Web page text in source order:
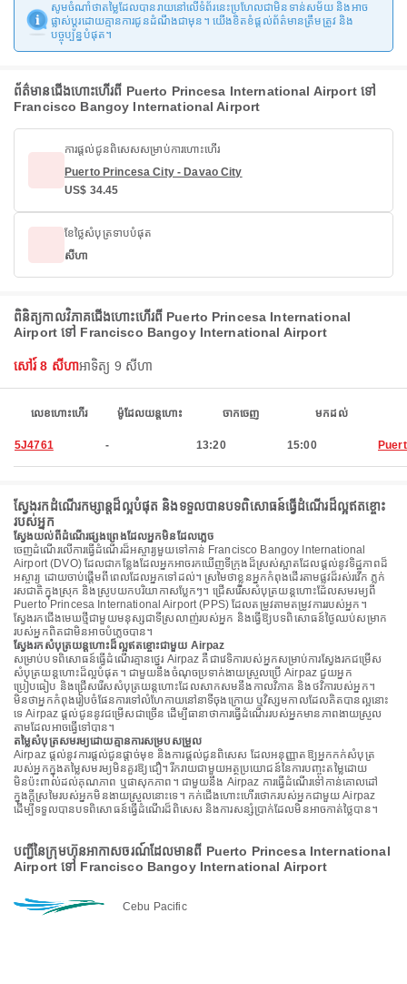
សូមចំណាំថាតម្លៃដែលបានរាយនៅលើទំព័រនេះប្រហែលជាមិនទាន់សម័យ និងអាច
ផ្លាស់ប្តូរដោយគ្មានការជូនដំណឹងជាមុន។ យើងខិតខំផ្តល់ព័ត៌មានត្រឹមត្រូវ និង
បច្ចុប្បន្នបំផុត។
ព័ត៌មានជើងហោះហើរពី Puerto Princesa International Airport ទៅ
Francisco Bangoy International Airport
ការផ្តល់ជូនពិសេសសម្រាប់ការហោះហើរ
Puerto Princesa City - Davao City
US$ 34.45
ខែថ្លៃសំបុត្រទាបបំផុត
សីហា
ពិនិត្យកាលវិភាគជើងហោះហើរពី Puerto Princesa International
Airport ទៅ Francisco Bangoy International Airport
សៅរ៍ 8 សីហាអាទិត្យ 9 សីហា
លេខហោះហើរ ម៉ូដែលយន្តហោះ ចាកចេញ មកដល់
5J4761 - 13:20 15:00
ស្វែងរកដំណើរកម្សាន្តដ៏ល្អបំផុត និងទទួលបានបទពិសោធន៍ធ្វើដំណើរដ៏ល្អឥតខ្ចោះ
របស់អ្នក
ស្វែងយល់ពីដំណើរផ្សងព្រេងដែលអ្នកមិនដែលភ្លេច
ចេញដំណើរលើការធ្វើដំណើរដ៏អស្ចារ្យមួយទៅកាន់ Francisco Bangoy International
Airport (DVO) ដែលជាកន្លែងដែលអ្នកអាចរកឃើញទីក្រុងដ៏ស្រស់ស្អាតដែលផ្តល់នូវទិដ្ឋភាពដ៏
អស្ចារ្យ ដោយចាប់ផ្តើមពីពេលដែលអ្នកទៅដល់។ ស្រមៃថាខ្លួនអ្នកកំពុងដើរតាមផ្លូវដ៏រស់រវើក ភ្លក់
រសជាតិក្នុងស្រុក និងស្រូបយកបរិយាកាសប្លែកៗ។ ជ្រើសរើសសំបុត្រយន្តហោះដែលសមរម្យពី
Puerto Princesa International Airport (PPS) ដែលតម្រូវតាមតម្រូវការរបស់អ្នក។
ស្វែងរកជើងមេឃថ្មីជាមួយមនុស្សជាទីស្រលាញ់របស់អ្នក និងធ្វើឱ្យបទពិសោធន៍ថ្ងៃឈប់សម្រាក
របស់អ្នកពិតជាមិនអាចបំភ្លេចបាន។
ស្វែងរកសំបុត្រយន្តហោះដ៏ល្អឥតខ្ចោះជាមួយ Airpaz
សម្រាប់បទពិសោធន៍ធ្វើដំណើរគ្មានថ្នេរ Airpaz គឺជាវេទិការបស់អ្នកសម្រាប់ការស្វែងរកជម្រើស
សំបុត្រយន្តហោះដ៏ល្អបំផុត។ ជាមួយនឹងចំណុចប្រទាក់ងាយស្រួលប្រើ Airpaz ជួយអ្នក
ប្រៀបធៀប និងជ្រើសរើសសំបុត្រយន្តហោះដែលសាកសមនឹងកាលវិភាគ និងថវិការបស់អ្នក។
មិនថាអ្នកកំពុងរៀបចំផែនការទៅលំហែកាយនៅនាទីចុងក្រោយ ឬវិស្សមកាលដែលគិតបានល្អនោះ
ទេ Airpaz ផ្តល់ជូននូវជម្រើសជាច្រើន ដើម្បីធានាថាការធ្វើដំណើររបស់អ្នកមានភាពងាយស្រួល
តាមដែលអាចធ្វើទៅបាន។
តម្លៃសំបុត្រសមរម្យដោយគ្មានការសម្របសម្រួល
Airpaz ផ្តល់នូវការផ្តល់ជូនផ្តាច់មុខ និងការផ្តល់ជូនពិសេស ដែលអនុញ្ញាតឱ្យអ្នកកក់សំបុត្រ
របស់អ្នកក្នុងតម្លៃសមរម្យមិនគួរឱ្យជឿ។ រីករាយជាមួយអត្ថប្រយោជន៍នៃការបញ្ចុះតម្លៃដោយ
មិនប៉ះពាល់ដល់គុណភាព ឬផាសុកភាព។ ជាមួយនឹង Airpaz ការធ្វើដំណើរទៅកាន់គោលដៅ
ក្នុងក្តីស្រមៃរបស់អ្នកមិនងាយស្រួលនោះទេ។ កក់ជើងហោះហើរថោករបស់អ្នកជាមួយ Airpaz
ដើម្បីទទួលបានបទពិសោធន៍ធ្វើដំណើរដ៏ពិសេស និងការសន្សំប្រាក់ដែលមិនអាចកាត់ថ្លៃបាន។
បញ្ជីនៃក្រុមហ៊ុនអាកាសចរណ៍ដែលមានពី Puerto Princesa International
Airport ទៅ Francisco Bangoy International Airport
Cebu Pacific